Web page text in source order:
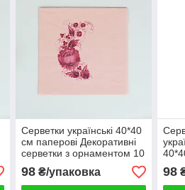
Серветки українські 40*40
см паперові Декоративні
серветки з орнаментом 10
шт
98₴/упаковка
10
98